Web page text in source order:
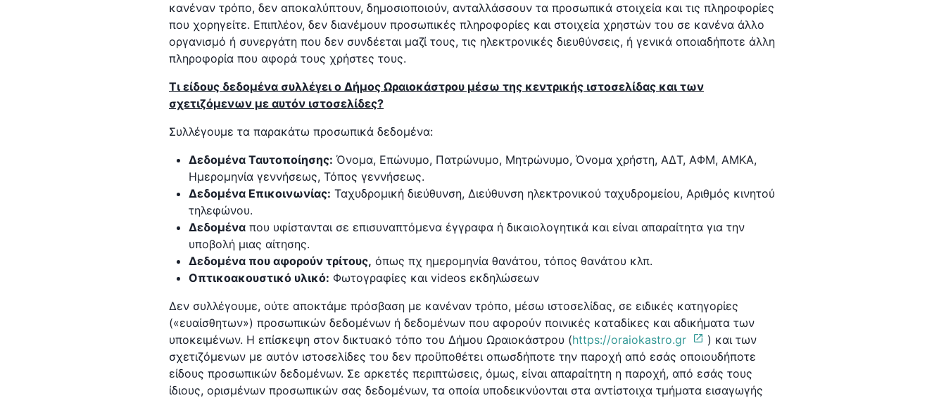
κανέναν τρόπο, δεν αποκαλύπτουν, δημοσιοποιούν, ανταλλάσσουν τα προσωπικά στοιχεία και τις πληροφορίες
που χορηγείτε. Επιπλέον, δεν διανέμουν προσωπικές πληροφορίες και στοιχεία χρηστών του σε κανένα άλλο
οργανισμό ή συνεργάτη που δεν συνδέεται μαζί τους, τις ηλεκτρονικές διευθύνσεις, ή γενικά οποιαδήποτε άλλη
πληροφορία που αφορά τους χρήστες τους.
Τι είδους δεδομένα συλλέγει ο Δήμος Ωραιοκάστρου μέσω της κεντρικής ιστοσελίδας και των
σχετιζόμενων με αυτόν ιστοσελίδες?
Συλλέγουμε τα παρακάτω προσωπικά δεδομένα:
Δεδομένα Ταυτοποίησης: Όνομα, Επώνυμο, Πατρώνυμο, Μητρώνυμο, Όνομα χρήστη, ΑΔΤ, ΑΦΜ, ΑΜΚΑ,
Ημερομηνία γεννήσεως, Τόπος γεννήσεως.
Δεδομένα Επικοινωνίας: Ταχυδρομική διεύθυνση, Διεύθυνση ηλεκτρονικού ταχυδρομείου, Αριθμός κινητού
τηλεφώνου.
Δεδομένα που υφίστανται σε επισυναπτόμενα έγγραφα ή δικαιολογητικά και είναι απαραίτητα για την
υποβολή μιας αίτησης.
Δεδομένα που αφορούν τρίτους, όπως πχ ημερομηνία θανάτου, τόπος θανάτου κλπ.
Οπτικοακουστικό υλικό: Φωτογραφίες και videos εκδηλώσεων
Δεν συλλέγουμε, ούτε αποκτάμε πρόσβαση με κανέναν τρόπο, μέσω ιστοσελίδας, σε ειδικές κατηγορίες
(«ευαίσθητων») προσωπικών δεδομένων ή δεδομένων που αφορούν ποινικές καταδίκες και αδικήματα των
υποκειμένων. H επίσκεψη στον δικτυακό τόπο του Δήμου Ωραιοκάστρου (https://oraiokastro.gr
) και των
σχετιζόμενων με αυτόν ιστοσελίδες του δεν προϋποθέτει οπωσδήποτε την παροχή από εσάς οποιουδήποτε
είδους προσωπικών δεδομένων. Σε αρκετές περιπτώσεις, όμως, είναι απαραίτητη η παροχή, από εσάς τους
ίδιους, ορισμένων προσωπικών σας δεδομένων, τα οποία υποδεικνύονται στα αντίστοιχα τμήματα εισαγωγής